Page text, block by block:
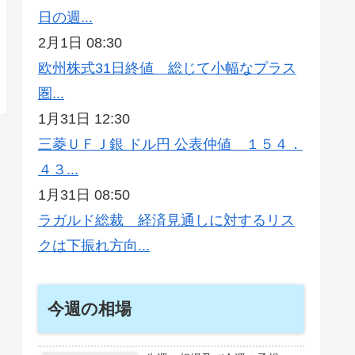
日の週...
2月1日 08:30
欧州株式31日終値 総じて小幅なプラス
圏...
1月31日 12:30
三菱ＵＦＪ銀 ドル円 公表仲値 １５４．
４３...
1月31日 08:50
ラガルド総裁 経済見通しに対するリス
クは下振れ方向...
今週の相場